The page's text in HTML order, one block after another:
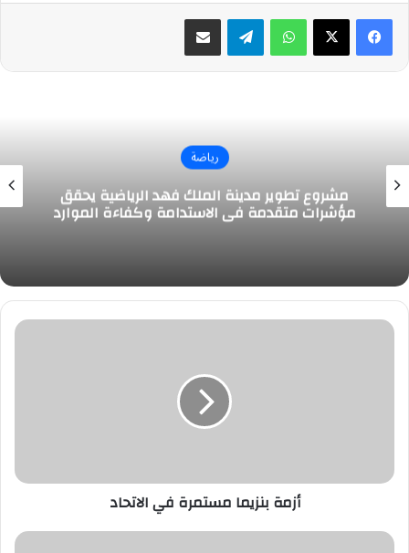
واتسابتيلقرام مشاركة عبر البريد
رياضة
مشروع تطوير مدينة الملك فهد الرياضية يحقق
مؤشرات متقدمة في الاستدامة وكفاءة الموارد
أزمة
أزمة بنزيما مستمرة في الاتحاد
التعاون